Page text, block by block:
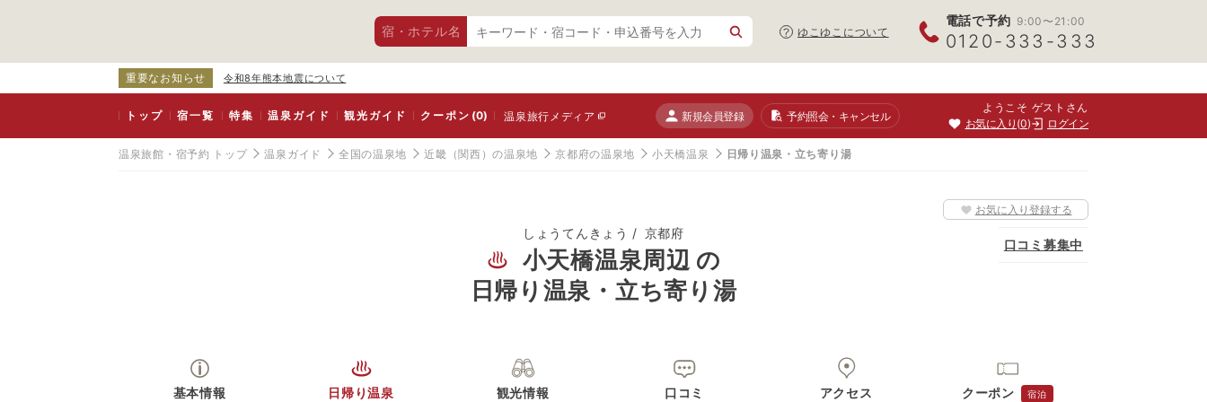
宿・ホテル名 ゆこゆこについて
電話で予約 9:00〜21:00
0120-333-333
重要なお知らせ 令和8年熊本地震について
トップ 宿一覧 特集 温泉ガイド 観光ガイド クーポン(0) 温泉旅行メディア 新規会員登録 予約照会・キャンセル
ようこそ ゲストさん
お気に入り 0 ログイン
温泉旅館・宿予約 トップ 温泉ガイド 全国の温泉地 近畿（関西）の温泉地 京都府の温泉地 小天橋温泉 日帰り温泉・立ち寄り湯
しょうてんきょう 京都府
小天橋温泉周辺 の
日帰り温泉・立ち寄り湯
お気に入り登録する
口コミ募集中
基本情報 日帰り温泉 観光情報 口コミ アクセス クーポン 宿泊